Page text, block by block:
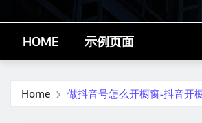
HOME 示例页面
Home 做抖音号怎么开橱窗-抖音开